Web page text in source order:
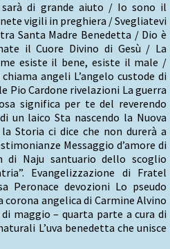
sarà di grande aiuto / Io sono il
vigili in preghiera / Svegliatevi
Santa Madre Benedetta / Dio è
il Cuore Divino di Gesù / La
esiste il bene, esiste il male /
angeli L’angelo custode di
Pio Cardone rivelazioni La guerra
significa per te del reverendo
un laico Sta nascendo la Nuova
Storia ci dice che non durerà a
Messaggio d’amore di
di Naju santuario dello scoglio
Evangelizzazione di Fratel
Peronace devozioni Lo pseudo
angelica di Carmine Alvino
maggio – quarta parte a cura di
L’uva benedetta che unisce